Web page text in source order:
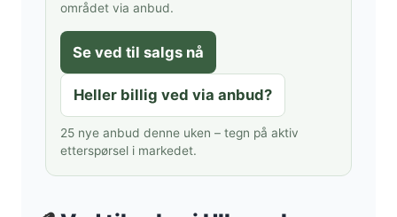
området via anbud.
Se ved til salgs nå
Heller billig ved via anbud?
25 nye anbud denne uken – tegn på aktiv
etterspørsel i markedet.